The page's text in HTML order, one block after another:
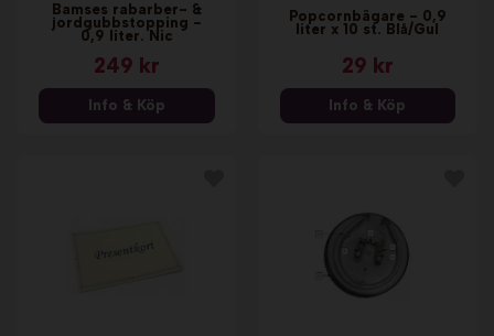
Bamses rabarber- &
jordgubbstopping -
0,9 liter. Nic
249 kr
Info & Köp
Popcornbägare - 0,9
liter x 10 st. Blå/Gul
29 kr
Info & Köp